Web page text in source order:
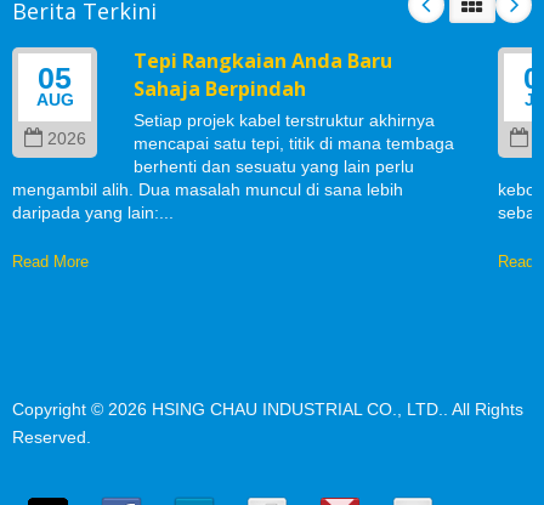
Berita Terkini
05
AUG
2026
Tepi Rangkaian Anda Baru
Sahaja Berpindah
Setiap projek kabel terstruktur akhirnya
mencapai satu tepi, titik di mana tembaga
berhenti dan sesuatu yang lain perlu
mengambil alih. Dua masalah muncul di sana lebih
daripada yang lain:...
Read More Read
Copyright © 2026 HSING CHAU INDUSTRIAL CO., LTD.
. All Rights
Reserved.